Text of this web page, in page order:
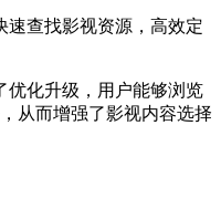
速查找影视资源，高效定
优化升级，用户能够浏览
从而增强了影视内容选择